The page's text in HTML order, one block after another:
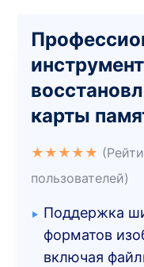
карты
★★★★★
пользователей)
Поддержка
форматов
включая